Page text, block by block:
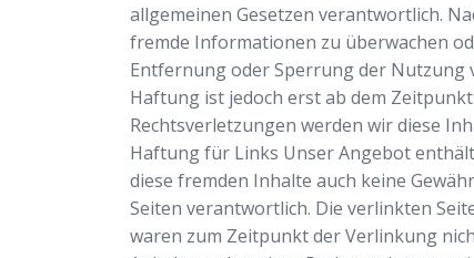
allgemeinen Gesetzen verantwortlich.
fremde Informationen zu überwachen
Entfernung oder Sperrung der Nutzung
Haftung ist jedoch erst ab dem
Rechtsverletzungen werden wir diese
Haftung für Links Unser Angebot
diese fremden Inhalte auch keine
Seiten verantwortlich. Die verlinkten
waren zum Zeitpunkt der Verlinkung